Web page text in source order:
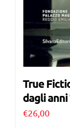
True
dagli anni
€26,00